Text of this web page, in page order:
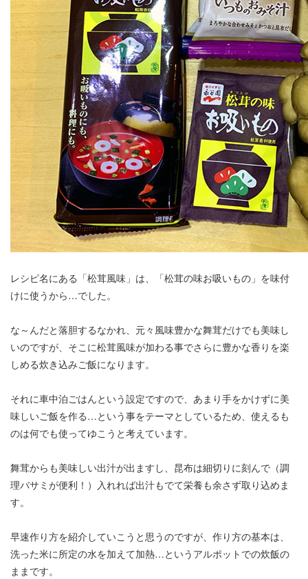
レシピ名にある「松茸風味」は、「松茸の味お吸いもの」を味付
けに使うから…でした。
な～んだと落胆するなかれ、元々風味豊かな舞茸だけでも美味し
いのですが、そこに松茸風味が加わる事でさらに豊かな香りを楽
しめる炊き込みご飯になります。
それに車中泊ごはんという設定ですので、あまり手をかけずに美
味しいご飯を作る…という事をテーマとしているため、使えるも
のは何でも使ってゆこうと考えています。
舞茸からも美味しい出汁が出ますし、昆布は細切りに刻んで（調
理バサミが便利！）入れれば出汁もでて栄養も余さず取り込めま
す。
早速作り方を紹介していこうと思うのですが、作り方の基本は、
洗った米に所定の水を加えて加熱…というアルポットでの炊飯の
ままです。